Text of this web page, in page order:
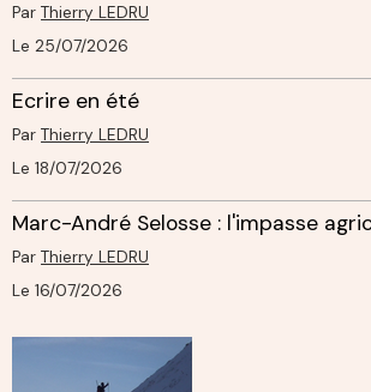
Par Thierry LEDRU
Le 25/07/2026
Ecrire en été
Par Thierry LEDRU
Le 18/07/2026
Marc-André Selosse : l'impasse
Par Thierry LEDRU
Le 16/07/2026